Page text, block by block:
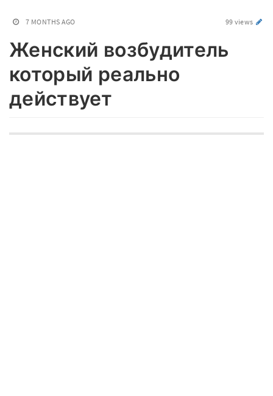
7 MONTHS AGO 99 views
Женский возбудитель
который реально
действует